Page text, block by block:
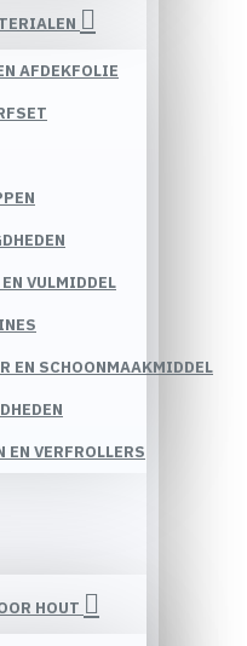
AFDEKFOLIE
VULMIDDEL
EN SCHOONMAAKMIDDEL
EN VERFROLLERS
HOUT